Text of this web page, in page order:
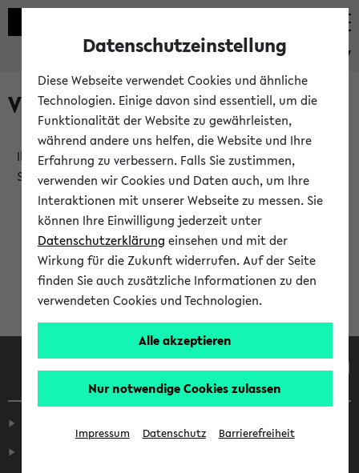
eKVV
Verlauf
Ihr Verlauf ist leer. Er wird sich im Verlauf Ihrer eKVV
Sitzung füllen.
Datenschutzeinstellung
Diese Webseite verwendet Cookies und ähnliche
Technologien. Einige davon sind essentiell, um die
Funktionalität der Website zu gewährleisten,
während andere uns helfen, die Website und Ihre
Erfahrung zu verbessern. Falls Sie zustimmen,
verwenden wir Cookies und Daten auch, um Ihre
Interaktionen mit unserer Webseite zu messen. Sie
können Ihre Einwilligung jederzeit unter
Datenschutzerklärung einsehen und mit der
Wirkung für die Zukunft widerrufen. Auf der Seite
finden Sie auch zusätzliche Informationen zu den
verwendeten Cookies und Technologien.
Alle akzeptieren
Nur notwendige Cookies zulassen
Impressum Datenschutz Barrierefreiheit